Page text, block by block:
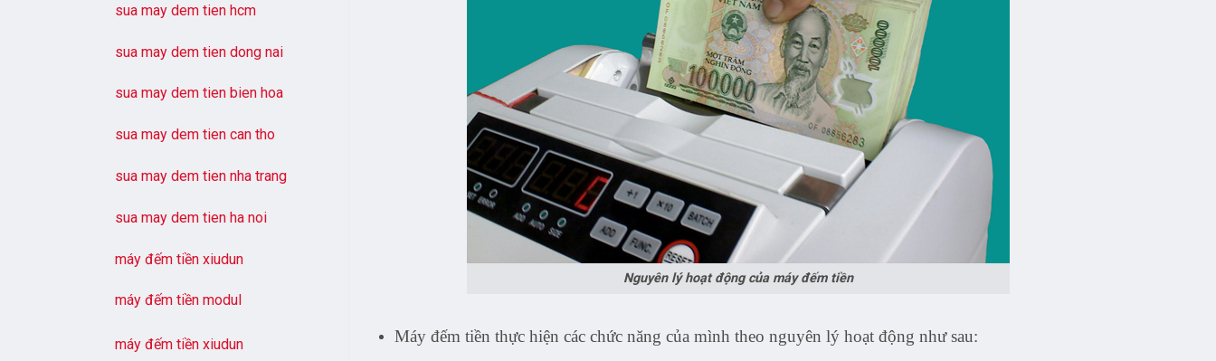
sua may dem tien hcm
sua may dem tien dong nai
sua may dem tien bien hoa
sua may dem tien can tho
sua may dem tien nha trang
sua may dem tien ha noi
máy đếm tiền xiudun
máy đếm tiền modul
máy đếm tiền xiudun
Nguyên lý hoạt động của máy đếm tiền
Máy đếm tiền thực hiện các chức năng của mình theo nguyên lý hoạt động như sau: